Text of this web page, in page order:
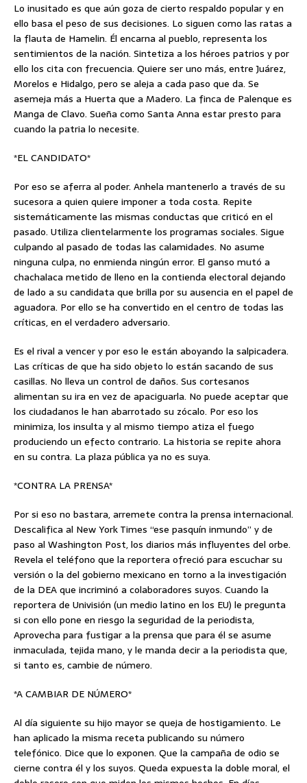
Lo inusitado es que aún goza de cierto respaldo popular y en
ello basa el peso de sus decisiones. Lo siguen como las ratas a
la flauta de Hamelin. Él encarna al pueblo, representa los
sentimientos de la nación. Sintetiza a los héroes patrios y por
ello los cita con frecuencia. Quiere ser uno más, entre Juárez,
Morelos e Hidalgo, pero se aleja a cada paso que da. Se
asemeja más a Huerta que a Madero. La finca de Palenque es
Manga de Clavo. Sueña como Santa Anna estar presto para
cuando la patria lo necesite.
*EL CANDIDATO*
Por eso se aferra al poder. Anhela mantenerlo a través de su
sucesora a quien quiere imponer a toda costa. Repite
sistemáticamente las mismas conductas que criticó en el
pasado. Utiliza clientelarmente los programas sociales. Sigue
culpando al pasado de todas las calamidades. No asume
ninguna culpa, no enmienda ningún error. El ganso mutó a
chachalaca metido de lleno en la contienda electoral dejando
de lado a su candidata que brilla por su ausencia en el papel de
aguadora. Por ello se ha convertido en el centro de todas las
críticas, en el verdadero adversario.
Es el rival a vencer y por eso le están aboyando la salpicadera.
Las críticas de que ha sido objeto lo están sacando de sus
casillas. No lleva un control de daños. Sus cortesanos
alimentan su ira en vez de apaciguarla. No puede aceptar que
los ciudadanos le han abarrotado su zócalo. Por eso los
minimiza, los insulta y al mismo tiempo atiza el fuego
produciendo un efecto contrario. La historia se repite ahora
en su contra. La plaza pública ya no es suya.
*CONTRA LA PRENSA*
Por si eso no bastara, arremete contra la prensa internacional.
Descalifica al New York Times “ese pasquín inmundo” y de
paso al Washington Post, los diarios más influyentes del orbe.
Revela el teléfono que la reportera ofreció para escuchar su
versión o la del gobierno mexicano en torno a la investigación
de la DEA que incriminó a colaboradores suyos. Cuando la
reportera de Univisión (un medio latino en los EU) le pregunta
si con ello pone en riesgo la seguridad de la periodista,
Aprovecha para fustigar a la prensa que para él se asume
inmaculada, tejida mano, y le manda decir a la periodista que,
si tanto es, cambie de número.
*A CAMBIAR DE NÚMERO*
Al día siguiente su hijo mayor se queja de hostigamiento. Le
han aplicado la misma receta publicando su número
telefónico. Dice que lo exponen. Que la campaña de odio se
cierne contra él y los suyos. Queda expuesta la doble moral, el